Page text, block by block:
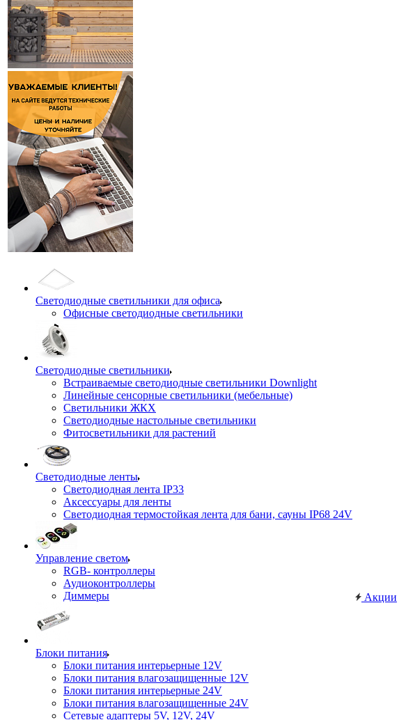
Светодиодные светильники для офиса
Офисные светодиодные светильники
Светодиодные светильники
Встраиваемые светодиодные светильники Downlight
Линейные сенсорные светильники (мебельные)
Светильники ЖКХ
Светодиодные настольные светильники
Фитосветильники для растений
Светодиодные ленты
Светодиодная лента IP33
Аксессуары для ленты
Светодиодная термостойкая лента для бани, сауны IP68 24V
Управление светом
RGB- контроллеры
Аудиоконтроллеры
Диммеры
Блоки питания
Блоки питания интерьерные 12V
Блоки питания влагозащищенные 12V
Блоки питания интерьерные 24V
Блоки питания влагозащищенные 24V
Сетевые адаптеры 5V, 12V, 24V
Акции